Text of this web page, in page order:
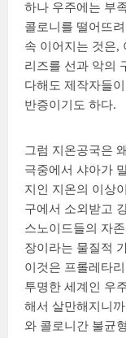
하나 우주에는 부
콜로니를 떨어뜨
속 이어지는 것은,
리즈를 선과 악의
다해도 제작자들
반증이기도 하다.
그럼 지온공국은
극중에서 샤아가
지인 지온의 이상
구에서 소외받고
스노이드들의 자
장이라는 물질적
이것은 프롤레타
투명한 세계인 우
해서 살만해지니
와 콜로니간 불균